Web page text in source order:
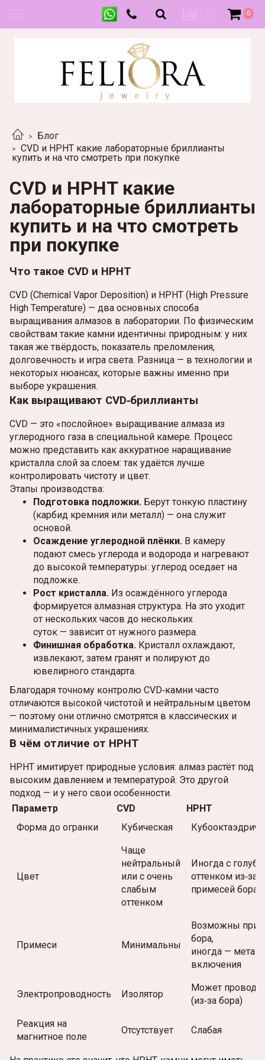
0
Блог
CVD и HPHT какие лабораторные бриллианты
купить и на что смотреть при покупке
CVD и HPHT какие
лабораторные бриллианты
купить и на что смотреть
при покупке
Что такое CVD и HPHT
CVD (Chemical Vapor Deposition) и HPHT (High Pressure
High Temperature) — два основных способа
выращивания алмазов в лаборатории. По физическим
свойствам такие камни идентичны природным: у них
такая же твёрдость, показатель преломления,
долговечность и игра света. Разница — в технологии и
некоторых нюансах, которые важны именно при
выборе украшения.
Как выращивают CVD‑бриллианты
CVD — это «послойное» выращивание алмаза из
углеродного газа в специальной камере. Процесс
можно представить как аккуратное наращивание
кристалла слой за слоем: так удаётся лучше
контролировать чистоту и цвет.
Этапы производства:
Подготовка подложки. Берут тонкую пластину
(карбид кремния или металл) — она служит
основой.
Осаждение углеродной плёнки. В камеру
подают смесь углерода и водорода и нагревают
до высокой температуры: углерод оседает на
подложке.
Рост кристалла. Из осаждённого углерода
формируется алмазная структура. На это уходит
от нескольких часов до нескольких
суток — зависит от нужного размера.
Финишная обработка. Кристалл охлаждают,
извлекают, затем гранят и полируют до
ювелирного стандарта.
Благодаря точному контролю CVD‑камни часто
отличаются высокой чистотой и нейтральным цветом
— поэтому они отлично смотрятся в классических и
минималистичных украшениях.
В чём отличие от HPHT
HPHT имитирует природные условия: алмаз растёт под
высоким давлением и температурой. Это другой
подход — и у него свои особенности.
Параметр
CVD
HPHT
Форма до огранки
Кубическая
Цвет
Чаще
нейтральный
или с очень
слабым
оттенком
Иногда с
оттенком из‑за
примесей бора
Примеси Минимальны
Возможны
бора,
иногда —
включения
Электропроводность Изолятор
Может
(из‑за бора)
Реакция на
магнитное поле
Отсутствует Слабая